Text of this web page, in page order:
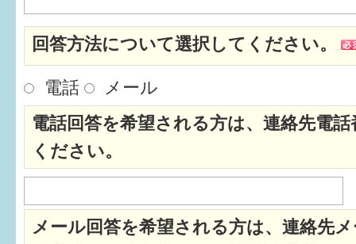
回答方法について選択してください。
電話
メール
電話回答を希望される方は、連絡先電
ください。
メール回答を希望される方は、連絡先
子育て情報誌「ほっと」
食育
福井市図書館オススメの本
お出かけ情報
パパもママも子育て